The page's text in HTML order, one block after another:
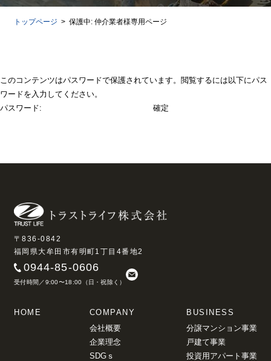
トップページ 保護中: 仲介業者様専用ページ
このコンテンツはパスワードで保護されています。閲覧するには以下にパス
ワードを入力してください。
パスワード:
〒836-0842
福岡県大牟田市有明町1丁目4番地2
0944-85-0606
受付時間／9:00〜18:00（日・祝除く）
HOME
COMPANY
会社概要
企業理念
SDGｓ
BUSINESS
分譲マンション事業
戸建て事業
投資用アパート事業